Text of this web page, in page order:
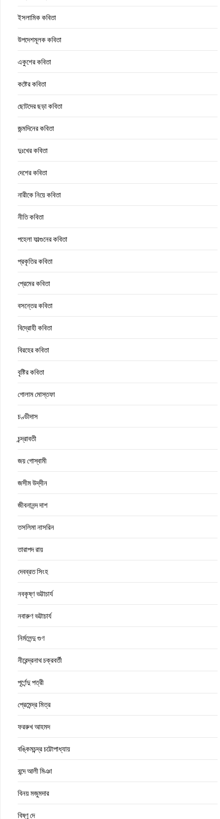
ইসলামিক কবিতা
উপদেশমূলক কবিতা
একুশের কবিতা
কষ্টের কবিতা
ছোটদের ছড়া কবিতা
জন্মদিনের কবিতা
দুঃখের কবিতা
দেশের কবিতা
নারীকে নিয়ে কবিতা
নীতি কবিতা
পহেলা ফাল্গুনের কবিতা
প্রকৃতির কবিতা
প্রেমের কবিতা
বসন্তের কবিতা
বিদ্রোহী কবিতা
বিরহের কবিতা
বৃষ্টির কবিতা
গোলাম মোস্তফা
চণ্ডীদাস
চন্দ্রাবতী
জয় গোস্বামী
জসীম উদ্‌দীন
জীবনানন্দ দাশ
তসলিমা নাসরিন
তারাপদ রায়
দেবব্রত সিংহ
নবকৃষ্ণ ভট্টাচার্য
নবারুণ ভট্টাচার্য
নির্মলেন্দু গুণ
নীরেন্দ্রনাথ চক্রবর্তী
পূর্ণেন্দু পত্রী
প্রেমেন্দ্র মিত্র
ফররুখ আহমদ
বঙ্কিমচন্দ্র চট্টোপাধ্যায়
বন্দে আলী মিঞা
বিনয় মজুমদার
বিষ্ণু দে